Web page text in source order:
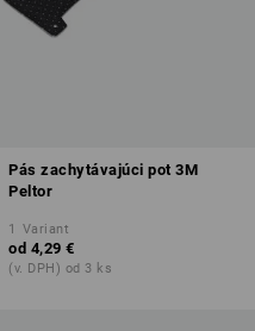
Pás zachytávajúci pot 3M
Peltor
1 Variant
od 4,29 €
(v. DPH) od 3 ks